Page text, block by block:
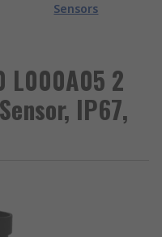
Sensors
L000A05 2
IP67,